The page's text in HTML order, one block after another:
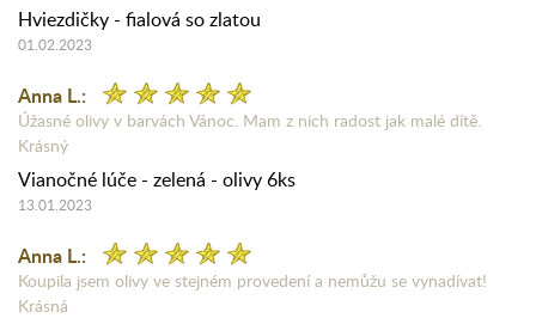
Hviezdičky - fialová so zlatou
01.02.2023
Anna L.:
Úžasné olivy v barvách Vánoc. Mam z nich radost jak malé dítě.
Krásný
Vianočné lúče - zelená - olivy 6ks
13.01.2023
Anna L.:
Koupila jsem olivy ve stejném provedení a nemůžu se vynadívat!
Krásná